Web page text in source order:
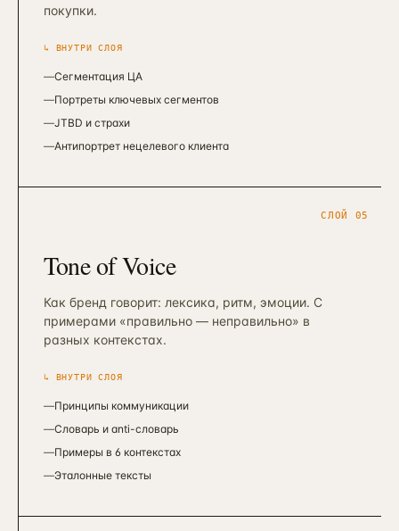
покупки.
↳ ВНУТРИ СЛОЯ
—Сегментация ЦА
—Портреты ключевых сегментов
—JTBD и страхи
—Антипортрет нецелевого клиента
СЛОЙ 05
Tone of Voice
Как бренд говорит: лексика, ритм, эмоции. С
примерами «правильно — неправильно» в
разных контекстах.
↳ ВНУТРИ СЛОЯ
—Принципы коммуникации
—Словарь и anti-словарь
—Примеры в 6 контекстах
—Эталонные тексты